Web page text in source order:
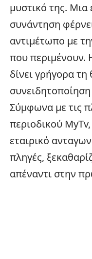
μυστικό της. Μια
συνάντηση
αντιμέτωπο με
που περιμένουν.
δίνει γρήγορα
Σύμφωνα με τις
περιοδικού
εταιρικό
πληγές,
απέναντι στην